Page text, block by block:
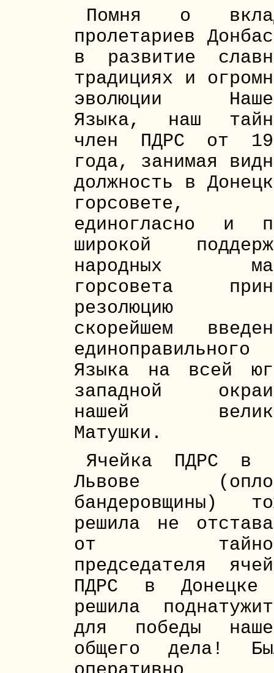
Помня о
пролетариев
в развитие
традициях и
эволюции
Языка, наш
член ПДРС от
года, занимая
должность в
горсовете,
единогласно и
широкой
народных
горсовета
резолюцию
скорейшем
единоправильного
Языка на всей
западной
нашей
Матушки.
Ячейка ПДРС в
Львове
бандеровщины)
решила не
от
председателя
ПДРС в
решила
для победы
общего дела!